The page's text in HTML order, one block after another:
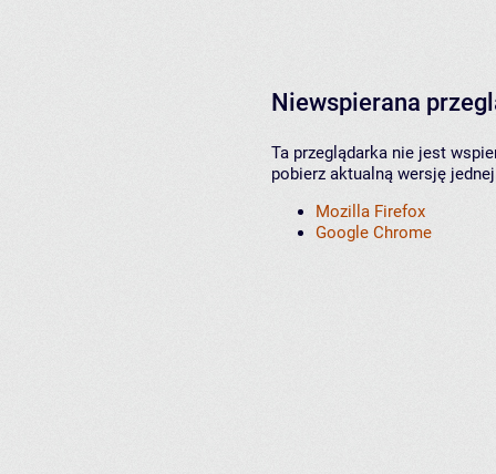
Niewspierana
Ta przeglądarka nie jest
pobierz aktualną wersję
Mozilla Firefox
Google Chrome